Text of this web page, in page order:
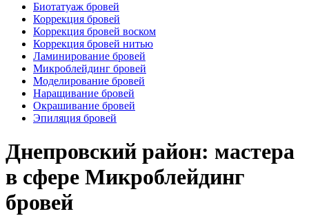
Биотатуаж бровей
Коррекция бровей
Коррекция бровей воском
Коррекция бровей нитью
Ламинирование бровей
Микроблейдинг бровей
Моделирование бровей
Наращивание бровей
Окрашивание бровей
Эпиляция бровей
Днепровский район: мастера
в сфере Микроблейдинг
бровей